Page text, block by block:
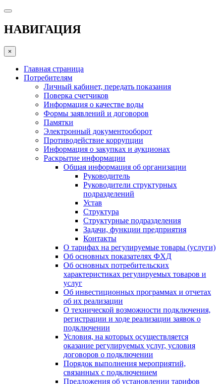
НАВИГАЦИЯ
×
Главная страница
Потребителям
Личный кабинет, передать показания
Поверка счетчиков
Информация о качестве воды
Формы заявлений и договоров
Памятки
Электронный документооборот
Противодействие коррупции
Информация о закупках и аукционах
Раскрытие информации
Общая информация об организации
Руководитель
Руководители структурных
подразделений
Устав
Структура
Структурные подразделения
Задачи, функции предприятия
Контакты
О тарифах на регулируемые товары (услуги)
Об основных показателях ФХД
Об основных потребительских
характеристиках регулируемых товаров и
услуг
Об инвестиционных программах и отчетах
об их реализации
О технической возможности подключения,
регистрации и ходе реализации заявок о
подключении
Условия, на которых осуществляется
оказание регулируемых услуг, условия
договоров о подключении
Порядок выполнения мероприятий,
связанных с подключением
Предложения об установлении тарифов